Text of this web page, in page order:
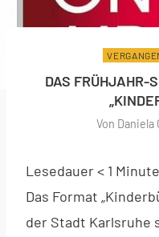
DAS FRÜHJAHR-
Von Daniela
Lesedauer< 1 Minute
Das Format
der Stadt Karlsruhe